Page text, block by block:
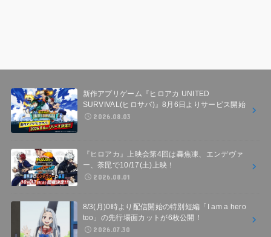
新作アプリゲーム『ヒロアカ UNITED
SURVIVAL(ヒロサバ)』8月6日よりサービス開始
2026.08.03
『ヒロアカ』上映会第4回は轟焦凍、エンデヴァ
ー、荼毘で10/17(土)上映！
2026.08.01
8/3(月)0時より配信開始の特別短編「I am a hero
too」の先行場面カットが6枚公開！
2026.07.30